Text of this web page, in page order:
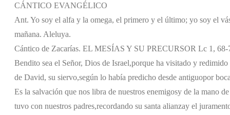
CÁNTICO EVANGÉLICO
Ant. Yo soy el alfa y la omega, el primero y el último; yo soy el
mañana. Aleluya.
Cántico de Zacarías. EL MESÍAS Y SU PRECURSOR Lc 1, 68-
Bendito sea el Señor, Dios de Israel,porque ha visitado y redimido
de David, su siervo,según lo había predicho desde antiguopor
Es la salvación que nos libra de nuestros enemigosy de la mano
tuvo con nuestros padres,recordando su santa alianzay el